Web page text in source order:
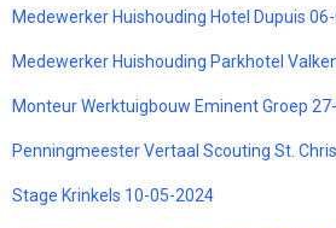
Medewerker Huishouding Hotel Dupuis
Medewerker Huishouding Parkhotel
Monteur Werktuigbouw Eminent Groep
Penningmeester Vertaal Scouting St.
Stage Krinkels 10-05-2024